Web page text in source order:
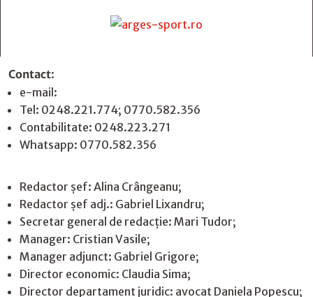
Contact:
e-mail:
Tel: 0248.221.774; 0770.582.356
Contabilitate: 0248.223.271
Whatsapp: 0770.582.356
Redactor șef: Alina Crângeanu;
Redactor șef adj.: Gabriel Lixandru;
Secretar general de redacție: Mari Tudor;
Manager: Cristian Vasile;
Manager adjunct: Gabriel Grigore;
Director economic: Claudia Sima;
Director departament juridic: avocat Daniela Popescu;